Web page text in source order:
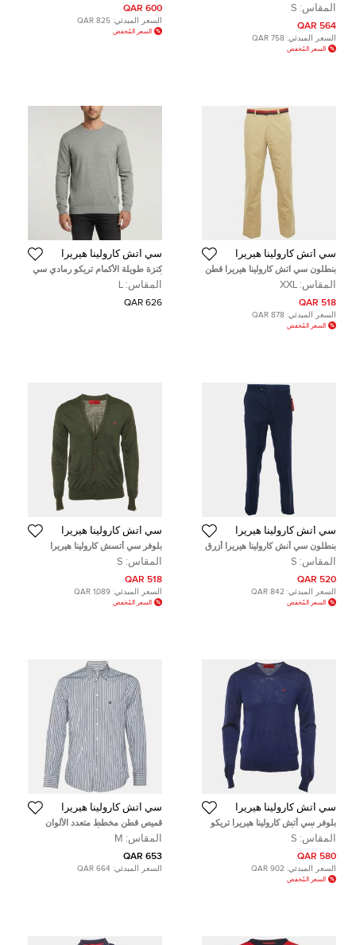
سمول
المقاس: S
564 QAR
السعر المبدئي: 758 QAR
السعر المُخفض
جلد منقوش مونوغرام أحمر
600 QAR
السعر المبدئي: 825 QAR
السعر المُخفض
سي أتش كارولينا هيريرا
بنطلون سي اتش كارولينا هيريرا قطن
بيج بتفاصيل شريط شعار في الخصر
مقاس كبير جدًا جدًا - إكس إكس لارج
المقاس: XXL
518 QAR
السعر المبدئي: 878 QAR
السعر المُخفض
سي أتش كارولينا هيريرا
كنزة طويلة الأكمام تريكو رمادي سي
أتش كارولينا هيريرا مقاس كبير - لارج
المقاس: L
626 QAR
سي أتش كارولينا هيريرا
بنطلون سي أنش كارولينا هيريرا أزرق
داكن غاباردين قصة عادية مقاس صغير
المقاس: S
520 QAR
السعر المبدئي: 842 QAR
السعر المُخفض
سي أتش كارولينا هيريرا
بلوفر سي أتسش كارولينا هيريرا
صوف رمادي تريكو مقاس صغير -
سمول
المقاس: S
518 QAR
السعر المبدئي: 1,089 QAR
السعر المُخفض
سي أتش كارولينا هيريرا
بلوفر سي أتش كارولينا هيريرا تريكو
مضلع أحمر/أزرق بياقة دائرية مقاس
صغير - سمول
المقاس: S
580 QAR
السعر المبدئي: 902 QAR
السعر المُخفض
سي أتش كارولينا هيريرا
قميص قطن مخطط متعدد الألوان
بشعار مطرز سي أتش كارولينا هيريرا
مقاس متوسط
المقاس: M
653 QAR
السعر المبدئي: 664 QAR